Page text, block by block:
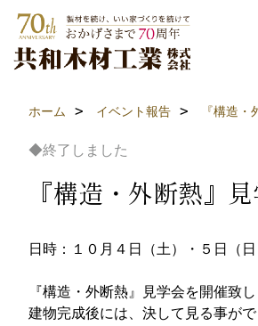
ホーム イベント報告 『構造
◆終了しました
『構造・外断熱』
日時：１０月４日（土）・５日（日
『構造・外断熱』見学会を開催致し
建物完成後には、決して見る事がで